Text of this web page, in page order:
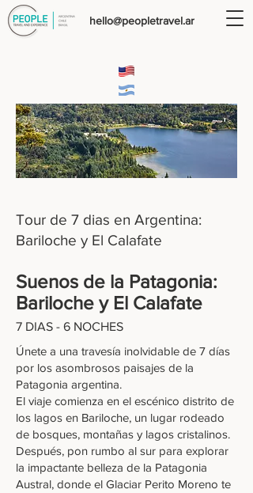
hello@peopletravel.ar
Tour de 7 dias en Argentina:
Bariloche y El Calafate
Suenos de la Patagonia:
Bariloche y El Calafate
7 DIAS - 6 NOCHES
Únete a una travesía inolvidable de 7 días
por los asombrosos paisajes de la
Patagonia argentina.
El viaje comienza en el escénico distrito de
los lagos en Bariloche, un lugar rodeado
de bosques, montañas y lagos cristalinos.
Después, pon rumbo al sur para explorar
la impactante belleza de la Patagonia
Austral, donde el Glaciar Perito Moreno te